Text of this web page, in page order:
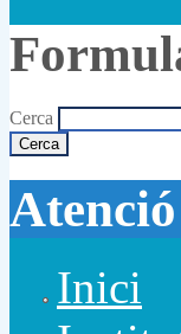
Cerca
Inici